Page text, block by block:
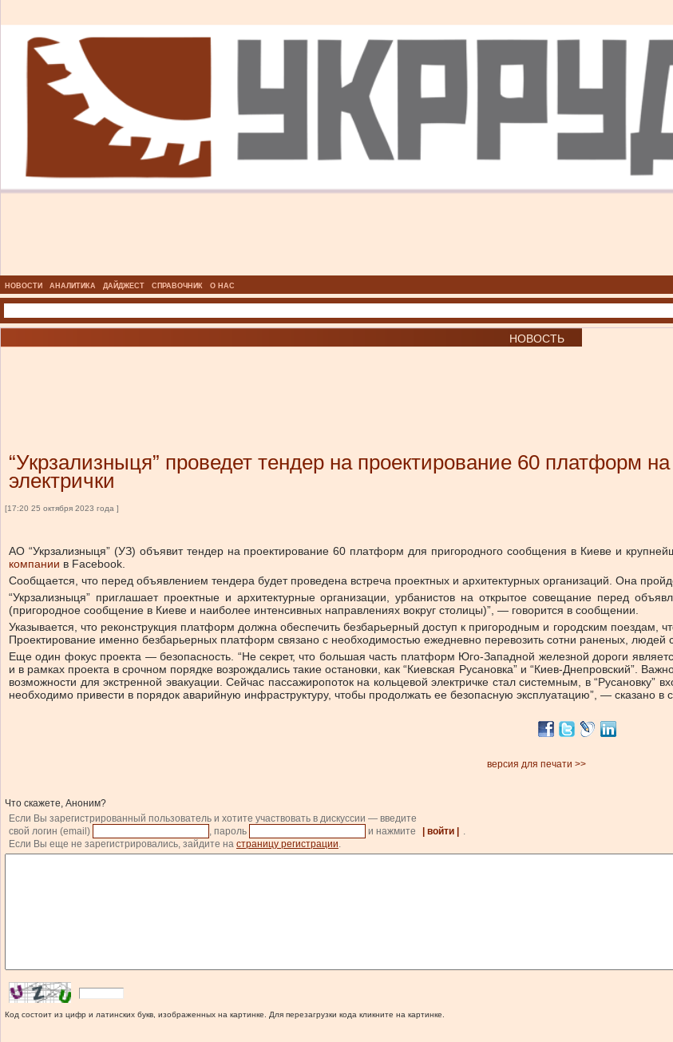
НОВОСТИ АНАЛИТИКА ДАЙДЖЕСТ СПРАВОЧНИК О НАС
НОВОСТЬ
“Укрзализныця” проведет тендер на проектирование 60 платформ
электрички
[17:20 25 октября 2023 года ]
АО “Укрзализныця” (УЗ) объявит тендер на проектирование 60 платформ для пригородного сообщения в Киеве и
компании в Facebook.
Сообщается, что перед объявлением тендера будет проведена встреча проектных и архитектурных организаций. Она
“Укрзализныця” приглашает проектные и архитектурные организации, урбанистов на открытое совещание перед
(пригородное сообщение в Киеве и наиболее интенсивных направлениях вокруг столицы)”, — говорится в сообщении.
Указывается, что реконструкция платформ должна обеспечить безбарьерный доступ к пригородным и городским поездам,
Проектирование именно безбарьерных платформ связано с необходимостью ежедневно перевозить сотни раненых, людей
Еще один фокус проекта — безопасность. “Не секрет, что большая часть платформ Юго-Западной железной дороги
и в рамках проекта в срочном порядке возрождались такие остановки, как “Киевская Русановка” и “Киев-Днепровский”.
возможности для экстренной эвакуации. Сейчас пассажиропоток на кольцевой электричке стал системным, в “Русановку”
необходимо привести в порядок аварийную инфраструктуру, чтобы продолжать ее безопасную эксплуатацию”, — сказано в
версия для печати >>
Что скажете, Аноним?
Если Вы зарегистрированный пользователь и хотите участвовать в дискуссии — введите
свой логин (email)
, пароль и нажмите | войти |
.
Если Вы еще не зарегистрировались, зайдите на страницу регистрации.
Код состоит из цифр и латинских букв, изображенных на картинке. Для перезагрузки кода кликните на картинке.